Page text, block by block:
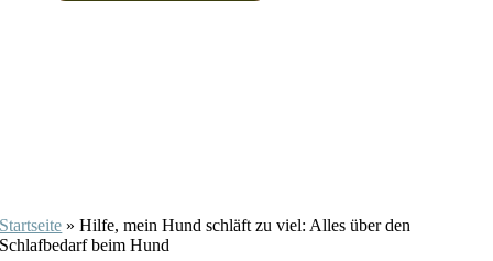
Startseite »Hilfe, mein Hund schläft zu viel: Alles über den
Schlafbedarf beim Hund